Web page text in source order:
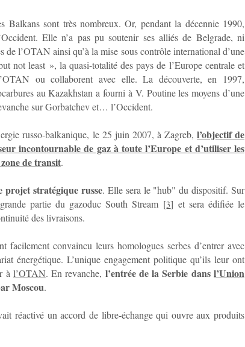
Balkans sont très nombreux. Or, pendant la décennie 1990,
Elle n’a pas pu soutenir ses alliés de Belgrade, ni
de l’OTAN ainsi qu’à la mise sous contrôle international d’une
not least », la quasi-totalité des pays de l’Europe centrale et
ou collaborent avec elle. La découverte, en 1997,
au Kazakhstan a fourni à V. Poutine les moyens d’une
sur Gorbatchev et… l’Occident.
russo-balkanique, le 25 juin 2007, à Zagreb, l’objectif de
incontournable de gaz à toute l’Europe et d’utiliser les
de transit.
projet stratégique russe. Elle sera le "hub" du dispositif. Sur
partie du gazoduc South Stream [3] et sera édifiée le
des livraisons.
facilement convaincu leurs homologues serbes d’entrer avec
énergétique. L’unique engagement politique qu’ils leur ont
à l’OTAN. En revanche, l’entrée de la Serbie dansl’Union
Moscou.
réactivé un accord de libre-échange qui ouvre aux produits